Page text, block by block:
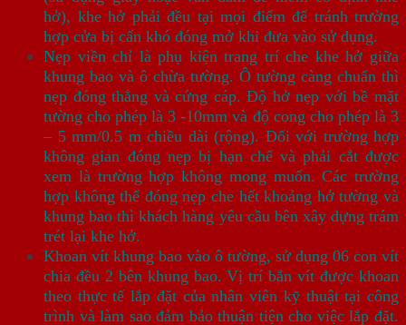
hở), khe hở phải đều tại mọi điểm để tránh trường
hợp cửa bị cấn khó đóng mở khi đưa vào sử dụng.
Nẹp viền chỉ là phụ kiện trang trí che khe hở giữa
khung bao và ô chừa tường. Ô tường càng chuẩn thì
nẹp đóng thẳng và cứng cáp. Độ hở nẹp với bề mặt
tường cho phép là 3 -10mm và độ cong cho phép là 3
– 5 mm/0.5 m chiều dài (rộng). Đối với trường hợp
không gian đóng nẹp bị hạn chế và phải cắt được
xem là trường hợp không mong muốn. Các trường
hợp không thể đóng nẹp che hết khoảng hở tường và
khung bao thì khách hàng yêu cầu bên xây dựng trám
trét lại khe hở.
Khoan vít khung bao vào ô tường, sử dụng 06 con vít
chia đều 2 bên khung bao. Vị trí bắn vít được khoan
theo thực tế lắp đặt của nhân viên kỹ thuật tại công
trình và làm sao đảm bảo thuận tiện cho việc lắp đặt.